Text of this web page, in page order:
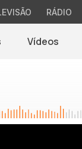
RÁDIO
Vídeos